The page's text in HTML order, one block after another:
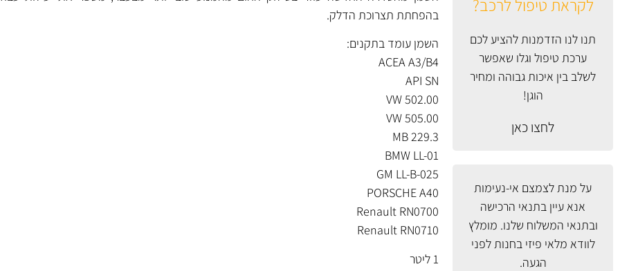
לקראת טיפול לרכב?
תנו לנו הזדמנות להציע לכם
ערכת טיפול וגלו שאפשר
לשלב בין איכות גבוהה ומחיר
הוגן!
לחצו כאן
על מנת לצמצם אי-נעימות
אנא עיין בתנאי הרכישה
ובתנאי המשלוח שלנו. מומלץ
לוודא מלאי פיזי בחנות לפני
הגעה.
בהפחתת תצרוכת הדלק.
השמן עומד בתקנים:
ACEA A3/B4
API SN
VW 502.00
VW 505.00
MB 229.3
BMW LL-01
GM LL-B-025
PORSCHE A40
Renault RN0700
Renault RN0710
1 ליטר